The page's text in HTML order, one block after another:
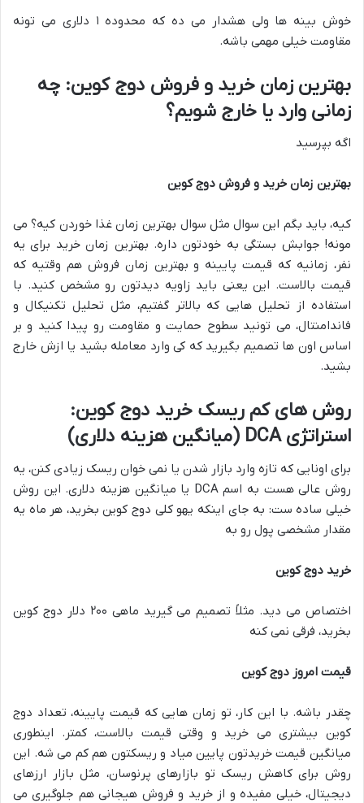
خوش بینه ها ولی هشدار می ده که محدوده ۱ دلاری می تونه
مقاومت خیلی مهمی باشه.
بهترین زمان خرید و فروش دوج کوین: چه
زمانی وارد یا خارج شویم؟
اگه بپرسید
بهترین زمان خرید و فروش دوج کوین
کیه، باید بگم این سوال مثل سوال بهترین زمان غذا خوردن کیه؟ می
مونه! جوابش بستگی به خودتون داره. بهترین زمان خرید برای یه
نفر، زمانیه که قیمت پایینه و بهترین زمان فروش هم وقتیه که
قیمت بالاست. این یعنی باید زاویه دیدتون رو مشخص کنید. با
استفاده از تحلیل هایی که بالاتر گفتیم، مثل تحلیل تکنیکال و
فاندامنتال، می تونید سطوح حمایت و مقاومت رو پیدا کنید و بر
اساس اون ها تصمیم بگیرید که کی وارد معامله بشید یا ازش خارج
بشید.
روش های کم ریسک خرید دوج کوین:
استراتژی DCA (میانگین هزینه دلاری)
برای اونایی که تازه وارد بازار شدن یا نمی خوان ریسک زیادی کنن، یه
روش عالی هست به اسم DCA یا میانگین هزینه دلاری. این روش
خیلی ساده ست: به جای اینکه یهو کلی دوج کوین بخرید، هر ماه یه
مقدار مشخصی پول رو به
خرید دوج کوین
اختصاص می دید. مثلاً تصمیم می گیرید ماهی ۲۰۰ دلار دوج کوین
بخرید، فرقی نمی کنه
قیمت امروز دوج کوین
چقدر باشه. با این کار، تو زمان هایی که قیمت پایینه، تعداد دوج
کوین بیشتری می خرید و وقتی قیمت بالاست، کمتر. اینطوری
میانگین قیمت خریدتون پایین میاد و ریسکتون هم کم می شه. این
روش برای کاهش ریسک تو بازارهای پرنوسان، مثل بازار ارزهای
دیجیتال، خیلی مفیده و از خرید و فروش هیجانی هم جلوگیری می